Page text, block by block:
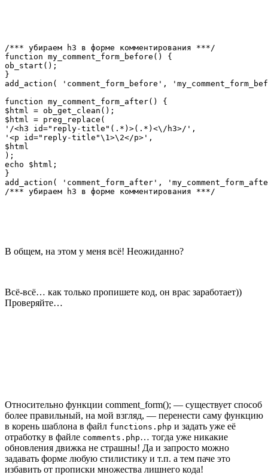
/*** убираем h3 в форме комментирования ***/
function my_comment_form_before() {
ob_start();
}
add_action( 'comment_form_before',
function my_comment_form_after() {
$html = ob_get_clean();
$html = preg_replace(
'/<h3 id="reply-title"(.*)>(.*)<\/h3>/',
'<p id="reply-title"\1>\2</p>',
$html
);
echo $html;
}
add_action( 'comment_form_after',
/*** убираем h3 в форме комментирования ***/
В общем, на этом у меня всё! Неожиданно?
Всё-всё… как только пропишете код, он врас заработает))
Проверяйте…
Относительно функции comment_form(); — существует способ
более правильный, на мой взгляд, — перенести саму функцию
в корень шаблона в файл functions.php и задать уже её
отработку в файле comments.php… тогда уже никакие
обновления движка не страшны! Да и запросто можно
задавать форме любую стилистику и т.п. а тем паче это
избавить от прописки множества лишнего кода!